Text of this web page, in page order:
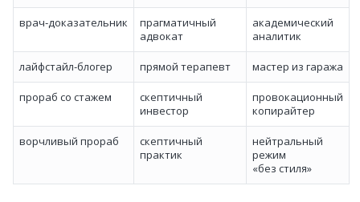
врач‑доказательник
прагматичный
адвокат
академический
аналитик
лайфстайл‑блогер прямой терапевт мастер из гаража
прораб со стажем
скептичный
инвестор
провокационный
копирайтер
ворчливый прораб
скептичный
практик
нейтральный
режим
«без стиля»